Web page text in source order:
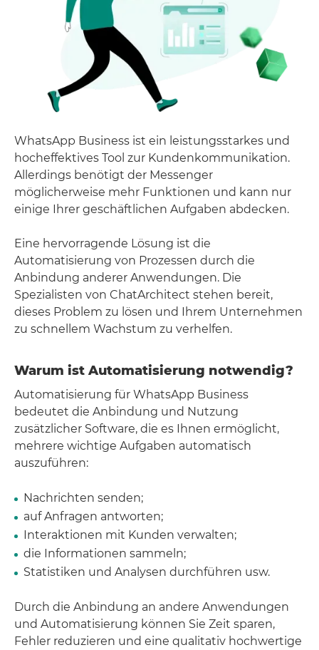
WhatsApp Business ist ein leistungsstarkes und
hocheffektives Tool zur Kundenkommunikation.
Allerdings benötigt der Messenger
möglicherweise mehr Funktionen und kann nur
einige Ihrer geschäftlichen Aufgaben abdecken.
Eine hervorragende Lösung ist die
Automatisierung von Prozessen durch die
Anbindung anderer Anwendungen. Die
Spezialisten von ChatArchitect stehen bereit,
dieses Problem zu lösen und Ihrem Unternehmen
zu schnellem Wachstum zu verhelfen.
Warum ist Automatisierung notwendig?
Automatisierung für WhatsApp Business
bedeutet die Anbindung und Nutzung
zusätzlicher Software, die es Ihnen ermöglicht,
mehrere wichtige Aufgaben automatisch
auszuführen:
Nachrichten senden;
auf Anfragen antworten;
Interaktionen mit Kunden verwalten;
die Informationen sammeln;
Statistiken und Analysen durchführen usw.
Durch die Anbindung an andere Anwendungen
und Automatisierung können Sie Zeit sparen,
Fehler reduzieren und eine qualitativ hochwertige